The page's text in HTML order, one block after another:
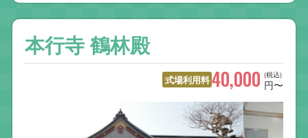
本行寺 鶴林殿
式場利用料 (税込)
40,000 円〜